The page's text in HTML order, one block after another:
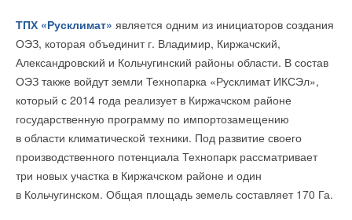
ТПХ «Русклимат» является одним из инициаторов создания
ОЭЗ, которая объединит г. Владимир, Киржачский,
Александровский и Кольчугинский районы области. В состав
ОЭЗ также войдут земли Технопарка «Русклимат ИКСЭл»,
который с 2014 года реализует в Киржачском районе
государственную программу по импортозамещению
в области климатической техники. Под развитие своего
производственного потенциала Технопарк рассматривает
три новых участка в Киржачском районе и один
в Кольчугинском. Общая площадь земель составляет 170 Га.
наблюдательного совета госкомпании, добавил он.
свою собственную энергию. «В Баварском центре
консультирования потребителей уже несколько месяцев
наблюдается огромный ажиотаж на консультации по
вопросам солнечной энергии, ветра или
фотоэлектричества», — сообщил Даниэль Эйзель (Daniel
Eisel). Он консультант по энергетике Центра
консультирования потребителей.
Те, кто обращается за советом, платят все больше и больше
за газ, нефть и электричество. Стремление